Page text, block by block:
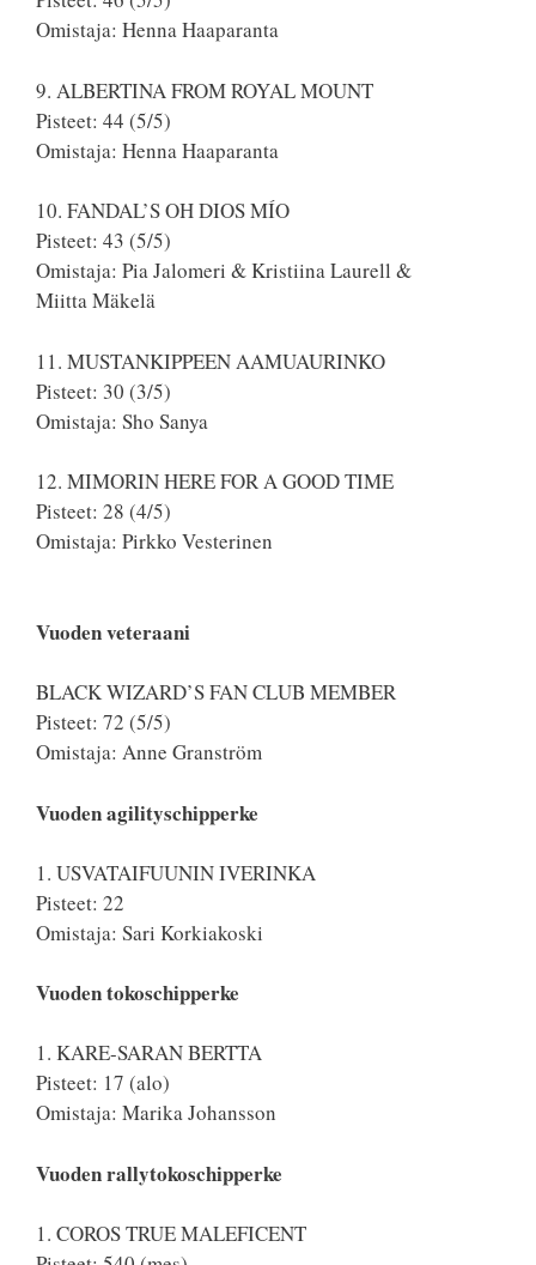
Omistaja: Henna Haaparanta
9. ALBERTINA FROM ROYAL MOUNT
Pisteet: 44 (5/5)
Omistaja: Henna Haaparanta
10. FANDAL’S OH DIOS MÍO
Pisteet: 43 (5/5)
Omistaja: Pia Jalomeri & Kristiina Laurell &
Miitta Mäkelä
11. MUSTANKIPPEEN AAMUAURINKO
Pisteet: 30 (3/5)
Omistaja: Sho Sanya
12. MIMORIN HERE FOR A GOOD TIME
Pisteet: 28 (4/5)
Omistaja: Pirkko Vesterinen
Vuoden veteraani
BLACK WIZARD’S FAN CLUB MEMBER
Pisteet: 72 (5/5)
Omistaja: Anne Granström
Vuoden agilityschipperke
1. USVATAIFUUNIN IVERINKA
Pisteet: 22
Omistaja: Sari Korkiakoski
Vuoden tokoschipperke
1. KARE-SARAN BERTTA
Pisteet: 17 (alo)
Omistaja: Marika Johansson
Vuoden rallytokoschipperke
1. COROS TRUE MALEFICENT